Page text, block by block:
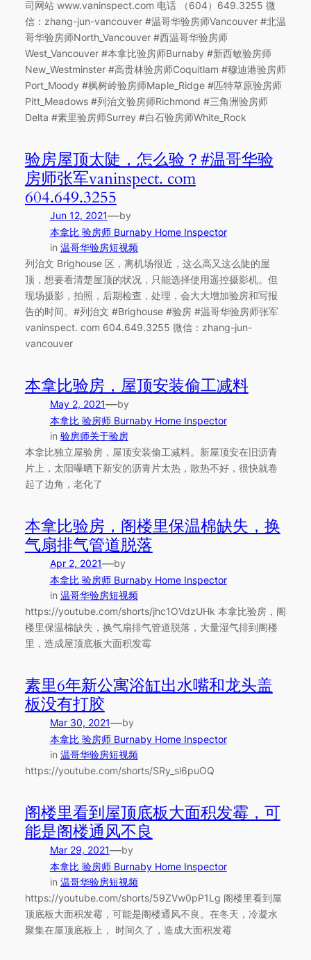
司网站 www.vaninspect.com 电话 （604）649.3255 微
信：zhang-jun-vancouver #温哥华验房师Vancouver #北温
哥华验房师North_Vancouver #西温哥华验房师
West_Vancouver #本拿比验房师Burnaby #新西敏验房师
New_Westminster #高贵林验房师Coquitlam #穆迪港验房师
Port_Moody #枫树岭验房师Maple_Ridge #匹特草原验房师
Pitt_Meadows #列治文验房师Richmond #三角洲验房师
Delta #素里验房师Surrey #白石验房师White_Rock
验房屋顶太陡，怎么验？#温哥华验
房师张军vaninspect. com
604.649.3255
Jun 12, 2021—by
本拿比 验房师 Burnaby Home Inspector
in 温哥华验房短视频
列治文 Brighouse 区，离机场很近，这么高又这么陡的屋
顶，想要看清楚屋顶的状况，只能选择使用遥控摄影机。但
现场摄影，拍照，后期检查，处理，会大大增加验房和写报
告的时间。#列治文 #Brighouse #验房 #温哥华验房师张军
vaninspect. com 604.649.3255 微信：zhang-jun-
vancouver
本拿比验房，屋顶安装偷工减料
May 2, 2021—by
本拿比 验房师 Burnaby Home Inspector
in 验房师关于验房
本拿比独立屋验房，屋顶安装偷工减料。新屋顶安在旧沥青
片上，太阳曝晒下新安的沥青片太热，散热不好，很快就卷
起了边角，老化了
本拿比验房，阁楼里保温棉缺失，换
气扇排气管道脱落
Apr 2, 2021—by
本拿比 验房师 Burnaby Home Inspector
in 温哥华验房短视频
https://youtube.com/shorts/jhc1OVdzUHk 本拿比验房，阁
楼里保温棉缺失，换气扇排气管道脱落，大量湿气排到阁楼
里，造成屋顶底板大面积发霉
素里6年新公寓浴缸出水嘴和龙头盖
板没有打胶
Mar 30, 2021—by
本拿比 验房师 Burnaby Home Inspector
in 温哥华验房短视频
https://youtube.com/shorts/SRy_sl6puOQ
阁楼里看到屋顶底板大面积发霉，可
能是阁楼通风不良
Mar 29, 2021—by
本拿比 验房师 Burnaby Home Inspector
in 温哥华验房短视频
https://youtube.com/shorts/59ZVw0pP1Lg 阁楼里看到屋
顶底板大面积发霉，可能是阁楼通风不良。在冬天，冷凝水
聚集在屋顶底板上， 时间久了，造成大面积发霉